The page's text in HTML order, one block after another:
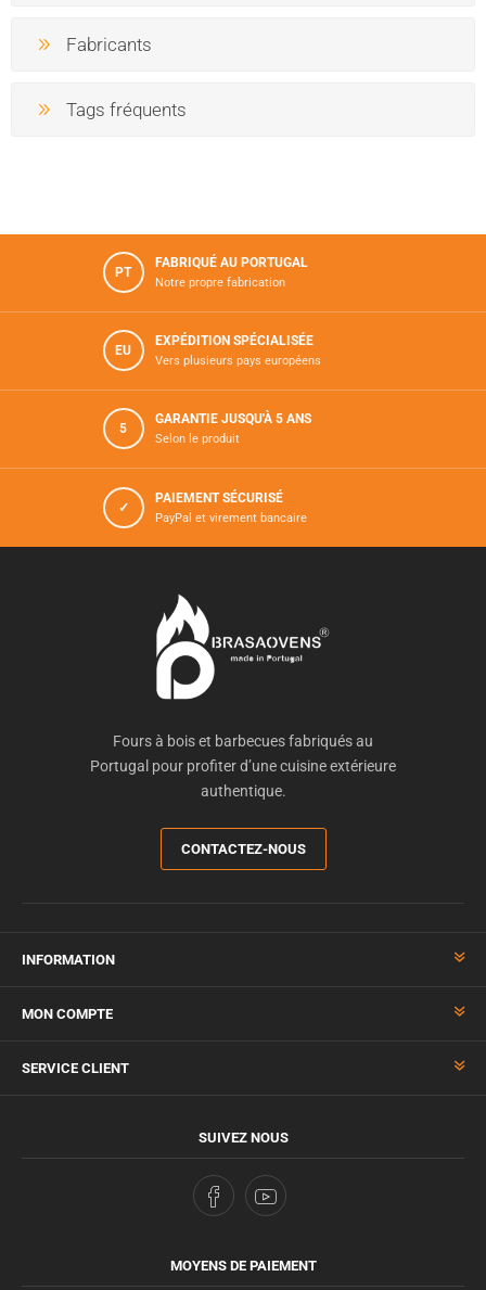
Fabricants
Tags fréquents
PT
FABRIQUÉ AU PORTUGAL
Notre propre fabrication
EU
EXPÉDITION SPÉCIALISÉE
Vers plusieurs pays européens
5
GARANTIE JUSQU'À 5 ANS
Selon le produit
✓
PAIEMENT SÉCURISÉ
PayPal et virement bancaire
Fours à bois et barbecues fabriqués au
Portugal pour profiter d’une cuisine extérieure
authentique.
CONTACTEZ-NOUS
INFORMATION
MON COMPTE
SERVICE CLIENT
SUIVEZ NOUS
MOYENS DE PAIEMENT